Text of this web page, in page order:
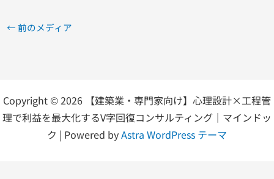
←前のメディア
Copyright © 2026 【建築業・専門家向け】心理設計×工程管
理で利益を最大化するV字回復コンサルティング｜マインドッ
ク | Powered byAstra WordPress テーマ